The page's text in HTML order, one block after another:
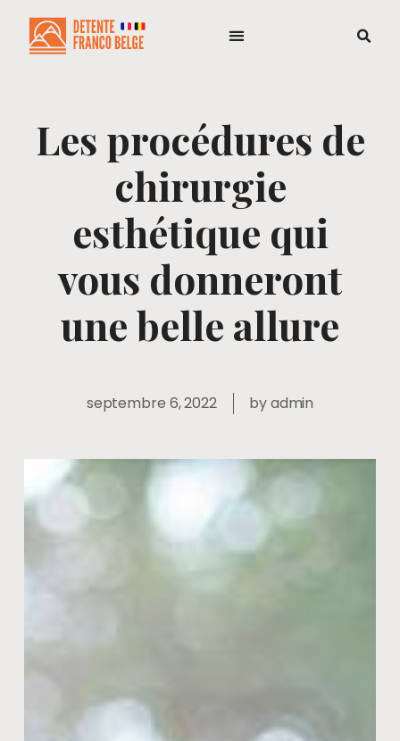
Les procédures de
chirurgie
esthétique qui
vous donneront
une belle allure
septembre 6, 2022 byadmin